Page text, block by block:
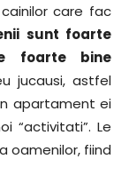
care fac
sunt foarte
foarte bine
jucausi, astfel
apartament ei
“activitati”. Le
oamenilor, fiind